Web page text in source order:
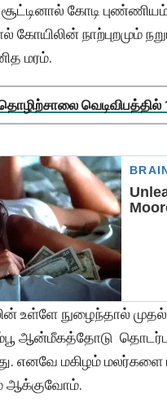
கோடி
கோயிலின் நாற்புறமும்
மரம்.
தொழிற்சாலை வெடிவிபத்தில்
உள்ளே நுழைந்தால்
ஆன்மீகத்தோடு
எனவே மகிழம்